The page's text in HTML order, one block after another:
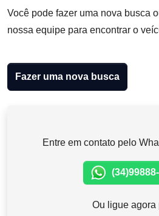
Você pode fazer uma nova busca
nossa equipe para encontrar o
Fazer uma nova busca
Entre em contato pelo
Ou ligue agora